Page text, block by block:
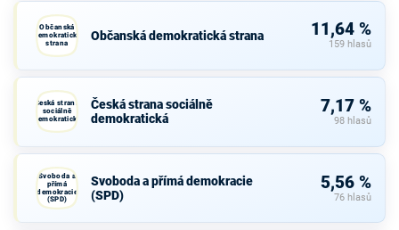
Občanská
demokratická
strana
Občanská demokratická strana 11,64 %
159 hlasů
Česká strana
sociálně
demokratická
Česká strana sociálně
demokratická
7,17 %
98 hlasů
Svoboda a
přímá
demokracie
(SPD)
Svoboda a přímá demokracie
(SPD)
5,56 %
76 hlasů